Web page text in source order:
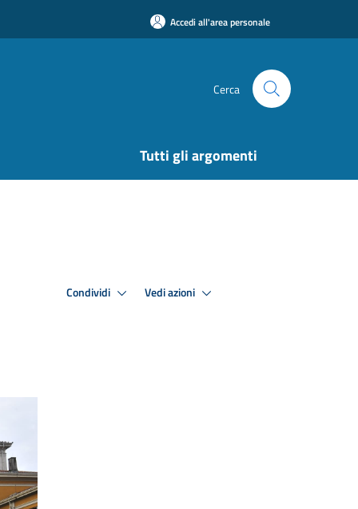
Accedi all'area personale
Cerca
Tutti gli argomenti
Condividi Vedi azioni